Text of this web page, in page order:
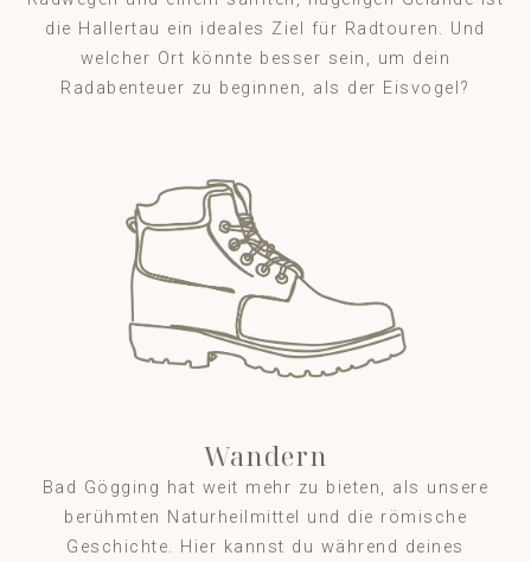
die Hallertau ein ideales Ziel für Radtouren. Und
welcher Ort könnte besser sein, um dein
Radabenteuer zu beginnen, als der Eisvogel?
Wandern
Bad Gögging hat weit mehr zu bieten, als unsere
berühmten Naturheilmittel und die römische
Geschichte. Hier kannst du während deines